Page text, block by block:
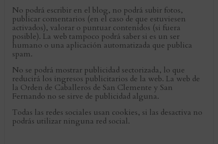
No podrá escribir en el blog, no podrá subir fotos,
publicar comentarios (en el caso de que estuviesen
activados), valorar o puntuar contenidos (si fuera
posible). La web tampoco podrá saber si es un ser
humano o una aplicación automatizada que publica
spam.
No se podrá mostrar publicidad sectorizada, lo que
reducirá los ingresos publicitarios de la web. La web de
la Orden de Caballeros de San Clemente y San
Fernando no se sirve de publicidad alguna.
Todas las redes sociales usan cookies, si las desactiva no
podrás utilizar ninguna red social.